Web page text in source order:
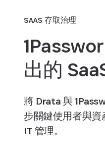
SAAS 存取治理
出的
將 Drata 與
步關鍵使用者與
IT 管理。